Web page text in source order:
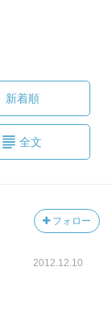
新着順
全文
フォロー
2012.12.10